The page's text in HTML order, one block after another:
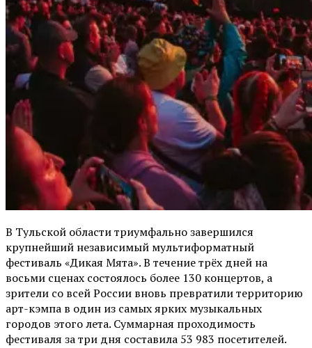
В Тульской области триумфально завершился
крупнейший независимый мультиформатный
фестиваль «Дикая Мята». В течение трёх дней на
восьми сценах состоялось более 130 концертов, а
зрители со всей России вновь превратили территорию
арт-кэмпа в один из самых ярких музыкальных
городов этого лета. Суммарная проходимость
фестиваля за три дня составила 53 983 посетителей.